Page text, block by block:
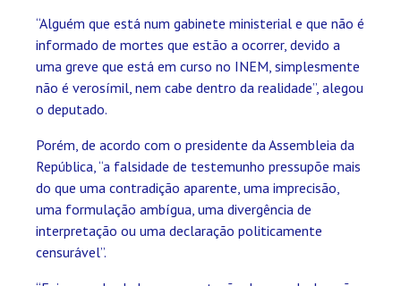
“Alguém que está num gabinete ministerial e que não é
informado de mortes que estão a ocorrer, devido a
uma greve que está em curso no INEM, simplesmente
não é verosímil, nem cabe dentro da realidade”, alegou
o deputado.
Porém, de acordo com o presidente da Assembleia da
República, “a falsidade de testemunho pressupõe mais
do que uma contradição aparente, uma imprecisão,
uma formulação ambígua, uma divergência de
interpretação ou uma declaração politicamente
censurável”.